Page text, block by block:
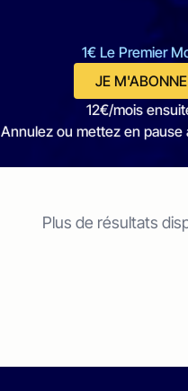
1€ Le Premier
JE M'ABONNE
12€/mois
Annulez ou mettez en pause
Plus de résultats